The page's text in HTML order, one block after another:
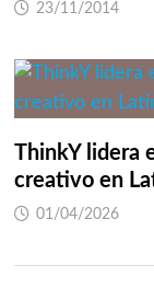
23/11/2014
ThinkY
creativo en
01/04/2026